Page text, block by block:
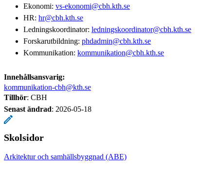
Ekonomi: vs-ekonomi@cbh.kth.se
HR: hr@cbh.kth.se
Ledningskoordinator: ledningskoordinator@cbh.kth.se
Forskarutbildning: phdadmin@cbh.kth.se
Kommunikation: kommunikation@cbh.kth.se
Innehållsansvarig:
kommunikation-cbh@kth.se
Tillhör: CBH
Senast ändrad: 2026-05-18
Skolsidor
Arkitektur och samhällsbyggnad (ABE)